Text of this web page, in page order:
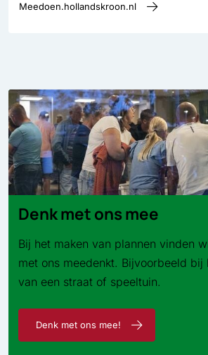
Meedoen.hollandskroon.nl
Denk met ons mee
Bij het maken van plannen vinden
met ons meedenkt. Bijvoorbeeld bij
van een straat of speeltuin.
Denk met ons mee!